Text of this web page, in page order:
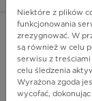
Niektóre z plików
funkcjonowania
zrezygnować. W
są również w celu
serwisu z
celu śledzenia
Wyrażona zgoda
wycofać,